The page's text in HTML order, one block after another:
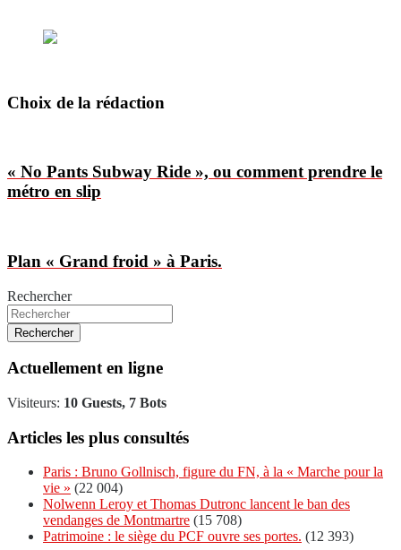
Choix de la rédaction
« No Pants Subway Ride », ou comment prendre le
métro en slip
Plan « Grand froid » à Paris.
Rechercher
Rechercher
Actuellement en ligne
Visiteurs: 10 Guests, 7 Bots
Articles les plus consultés
Paris : Bruno Gollnisch, figure du FN, à la « Marche pour la
vie » (22 004)
Nolwenn Leroy et Thomas Dutronc lancent le ban des
vendanges de Montmartre (15 708)
Patrimoine : le siège du PCF ouvre ses portes. (12 393)